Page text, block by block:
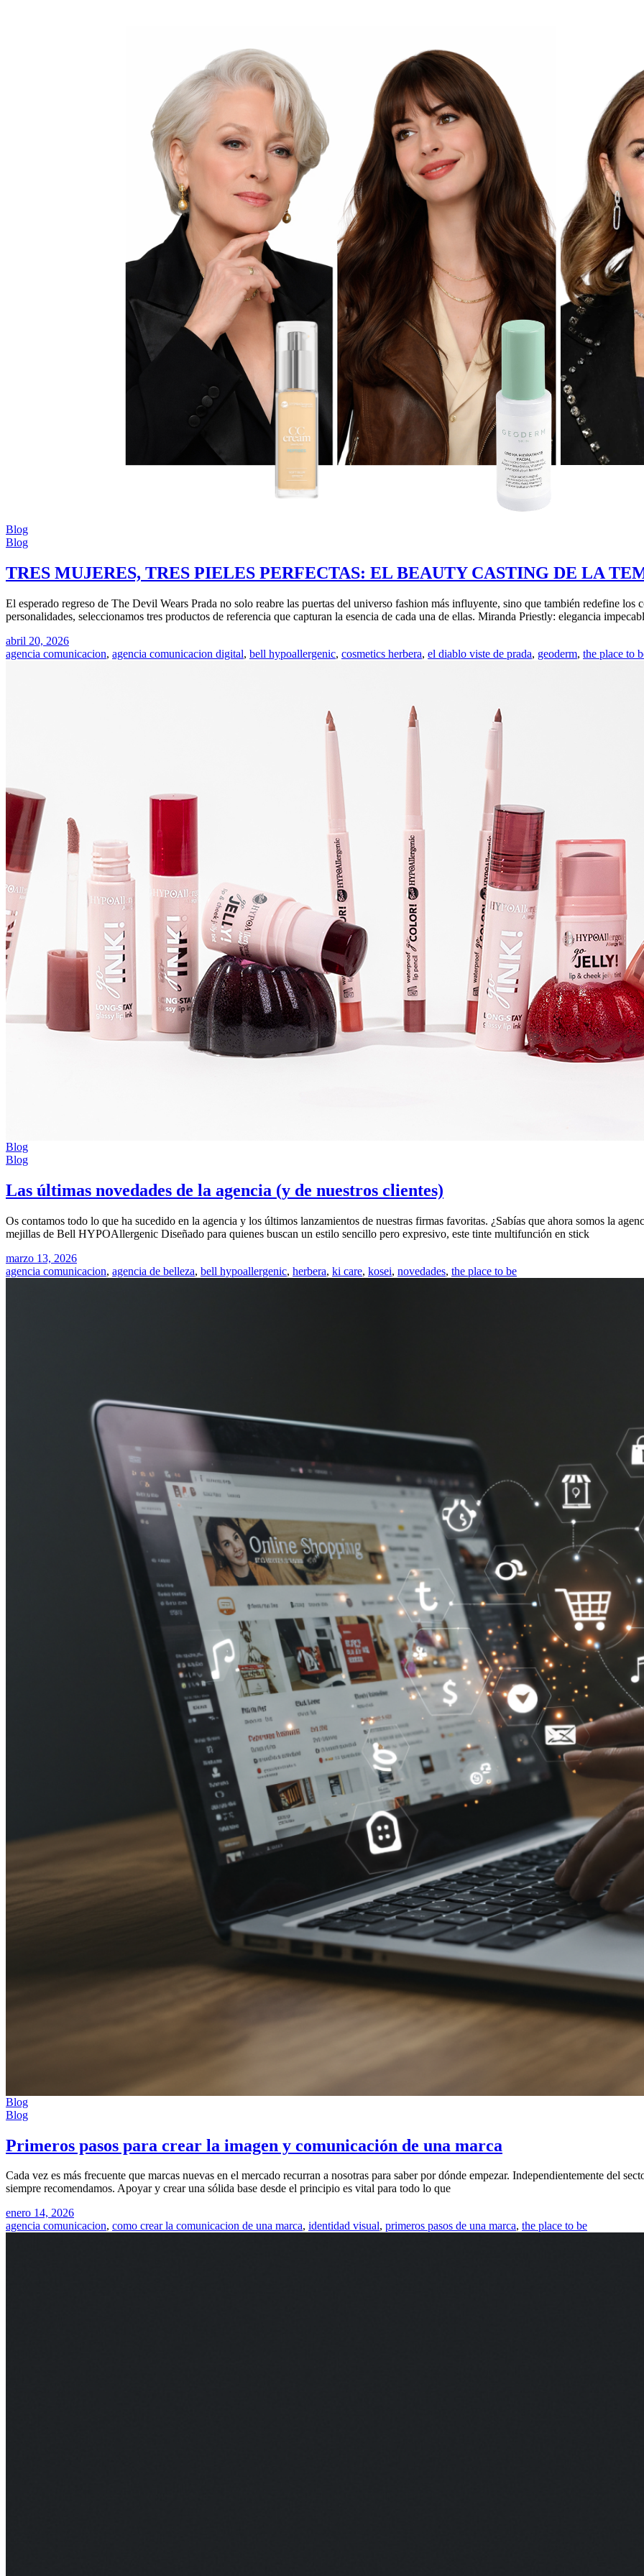
Blog
Blog
TRES MUJERES, TRES PIELES PERFECTAS: EL BEAUTY CASTING DE LA
El esperado regreso de The Devil Wears Prada no solo reabre las puertas del universo fashion más influyente, sino que también redefine los
personalidades, seleccionamos tres productos de referencia que capturan la esencia de cada una de ellas. Miranda Priestly: elegancia
abril 20, 2026
agencia comunicacion, agencia comunicacion digital, bell hypoallergenic, cosmetics herbera, el diablo viste de prada, geoderm, the place to
Blog
Blog
Las últimas novedades de la agencia (y de nuestros clientes)
Os contamos todo lo que ha sucedido en la agencia y los últimos lanzamientos de nuestras firmas favoritas. ¿Sabías que ahora somos la
mejillas de Bell HYPOAllergenic Diseñado para quienes buscan un estilo sencillo pero expresivo, este tinte multifunción en stick
marzo 13, 2026
agencia comunicacion, agencia de belleza, bell hypoallergenic, herbera, ki care, kosei, novedades, the place to be
Blog
Blog
Primeros pasos para crear la imagen y comunicación de una marca
Cada vez es más frecuente que marcas nuevas en el mercado recurran a nosotras para saber por dónde empezar. Independientemente del
siempre recomendamos. Apoyar y crear una sólida base desde el principio es vital para todo lo que
enero 14, 2026
agencia comunicacion, como crear la comunicacion de una marca, identidad visual, primeros pasos de una marca, the place to be